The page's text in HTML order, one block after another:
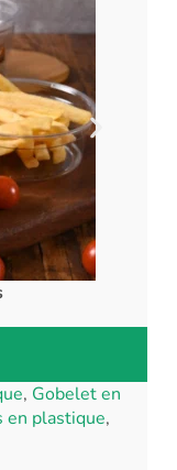
, Gobelet en
en plastique,